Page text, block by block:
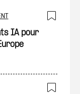
IA pour